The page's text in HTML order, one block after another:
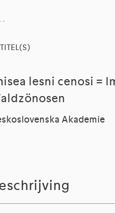
TITEL(S)
lesni cenosi =
Akademie